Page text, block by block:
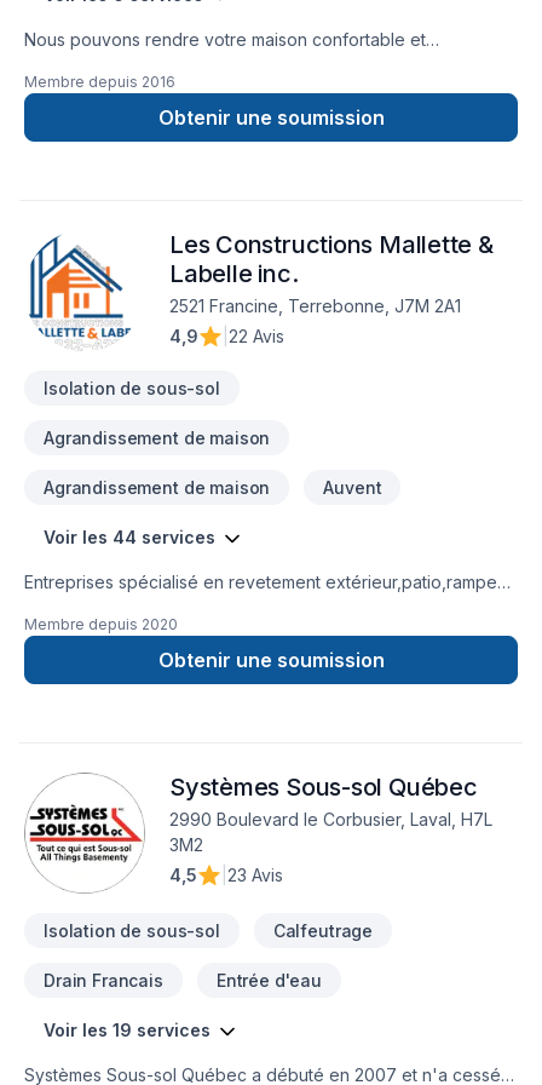
Nous pouvons rendre votre maison confortable et
cellulose. Nous sommes en affaires depuis 1992.
Membre depuis 2016
Obtenir une soumission
Les Constructions Mallette &
Labelle inc.
2521 Francine, Terrebonne, J7M 2A1
4,9
22 Avis
Isolation de sous-sol
Agrandissement de maison
Agrandissement de maison Auvent
Voir les 44 services
Entreprises spécialisé en revetement extérieur,patio,rampe
Membre depuis 2020
Obtenir une soumission
Systèmes Sous-sol Québec
2990 Boulevard le Corbusier, Laval, H7L
3M2
4,5
23 Avis
Isolation de sous-sol Calfeutrage
Drain Francais Entrée d'eau
Voir les 19 services
Systèmes Sous-sol Québec a débuté en 2007 et n'a cessé